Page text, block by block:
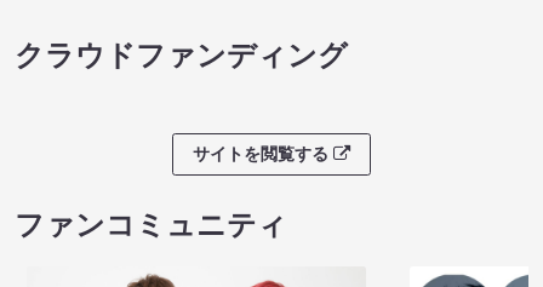
クラウドファンディング
サイトを閲覧する
ファンコミュニティ